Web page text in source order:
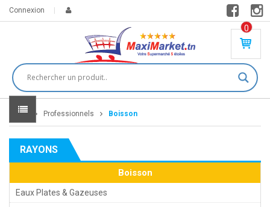
Connexion
0
PR
DU
IT(
S)
DT
Home Professionnels Boisson
RAYONS
Boisson
Eaux Plates & Gazeuses